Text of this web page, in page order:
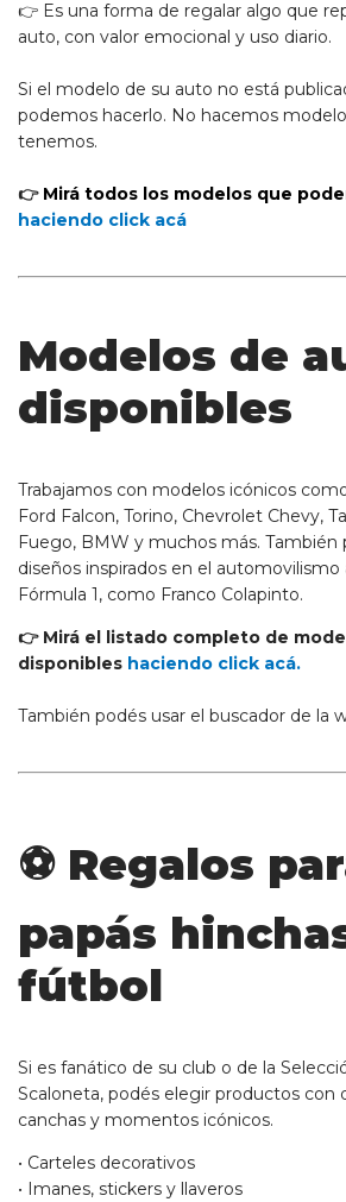
👉 Es una forma de regalar algo que
auto, con valor emocional y uso diario.
Si el modelo de su auto no está
podemos hacerlo. No hacemos
tenemos.
👉 Mirá todos los modelos que
haciendo click acá
Modelos de
disponibles
Trabajamos con modelos icónicos
Ford Falcon, Torino, Chevrolet Chevy,
Fuego, BMW y muchos más. También
diseños inspirados en el automovilismo
Fórmula 1, como Franco Colapinto.
👉 Mirá el listado completo de
disponibles haciendo click acá.
También podés usar el buscador de la
⚽ Regalos
papás
fútbol
Si es fanático de su club o de la
Scaloneta, podés elegir productos con
canchas y momentos icónicos.
• Carteles decorativos
• Imanes, stickers y llaveros